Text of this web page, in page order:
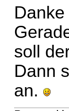
soll
Dann
an.